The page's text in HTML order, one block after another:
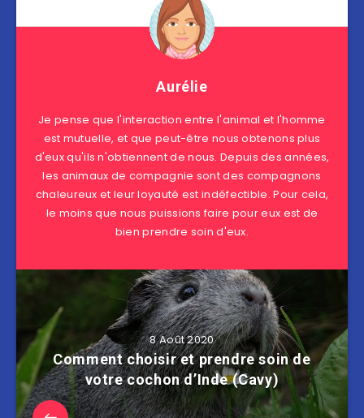
Aurélie
Je pense que l'interaction entre l'animal et l'homme
est mutuelle, et que peut-être nous obtenons plus
d'eux qu'ils n'obtiennent de nous. Depuis des années,
les animaux de compagnie sont des compagnons
chaleureux et leur loyauté est indéfectible. Pour cela,
le moins que nous puissions faire pour eux est de
bien prendre soin d'eux.
8 Août 2020
Comment choisir et prendre soin de
votre cochon d’Inde (Cavy)